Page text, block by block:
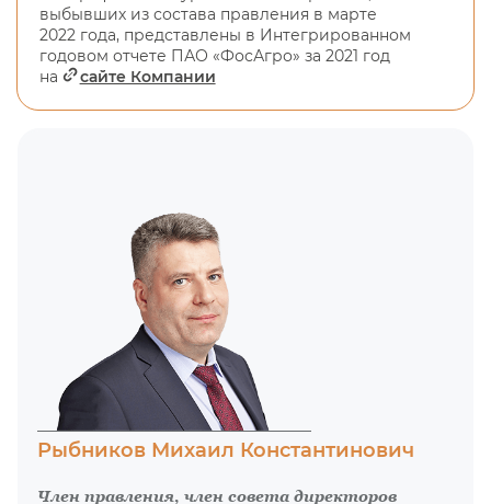
выбывших из состава правления в марте
2022 года, представлены в Интегрированном
годовом отчете ПАО «ФосАгро» за 2021 год
на
сайте Компании
Рыбников Михаил Константинович
Член правления, член совета директоров